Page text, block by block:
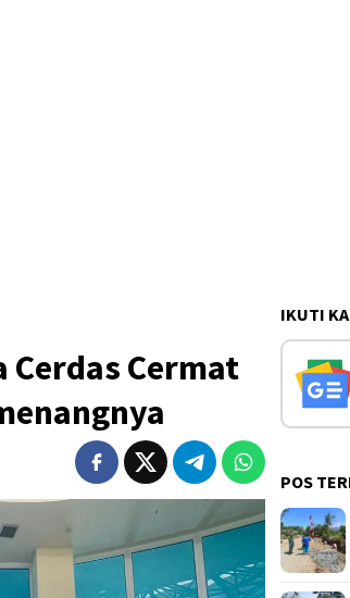
Cerdas Cermat
IKUTI
POS